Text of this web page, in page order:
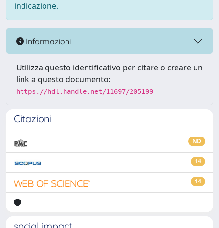
indicazione.
Informazioni
Utilizza questo identificativo per citare o creare un
link a questo documento:
https://hdl.handle.net/11697/205199
Citazioni
ND
14
14